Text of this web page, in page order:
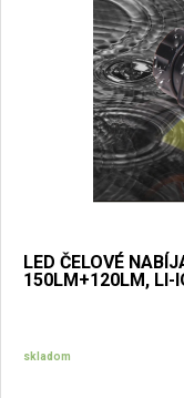
LED ČELOVÉ
150LM+120LM, LI-
skladom